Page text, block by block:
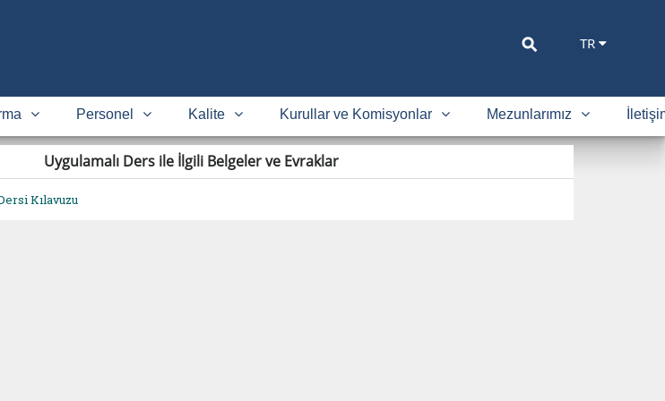
TR
⚲
Personel Kalite Kurullar ve Komisyonlar Mezunlarımız
Uygulamalı Ders ile İlgili Belgeler ve Evraklar
Kılavuzu